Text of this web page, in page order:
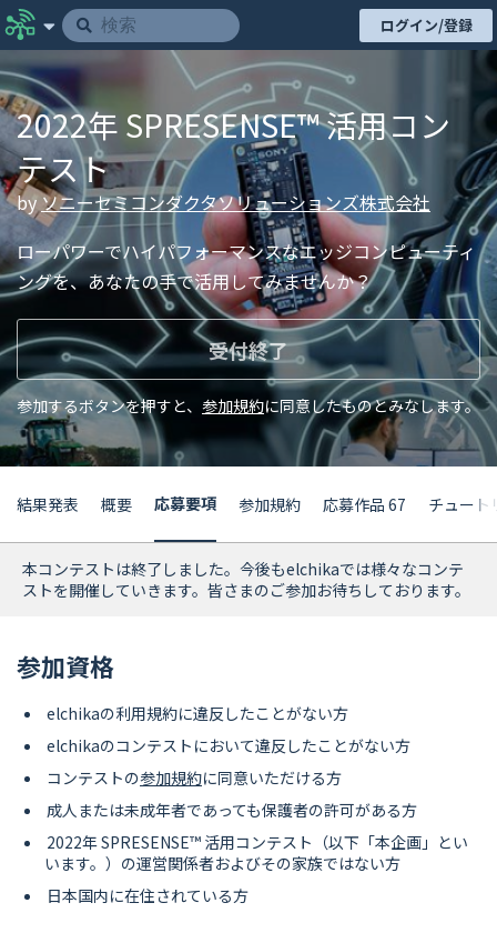
ログイン/登録
2022年 SPRESENSE™ 活用コン
テスト
by ソニーセミコンダクタソリューションズ株式会社
ローパワーでハイパフォーマンスなエッジコンピューティ
ングを、あなたの手で活用してみませんか？
受付終了
参加するボタンを押すと、 参加規約に同意したものとみなします。
結果発表 概要 応募要項 参加規約 応募作品 67 チュート
本コンテストは終了しました。今後もelchikaでは様々なコンテ
ストを開催していきます。皆さまのご参加お待ちしております。
参加資格
elchikaの利用規約に違反したことがない方
elchikaのコンテストにおいて違反したことがない方
コンテストの参加規約に同意いただける方
成人または未成年者であっても保護者の許可がある方
2022年 SPRESENSE™ 活用コンテスト（以下「本企画」とい
います。）の運営関係者およびその家族ではない方
日本国内に在住されている方